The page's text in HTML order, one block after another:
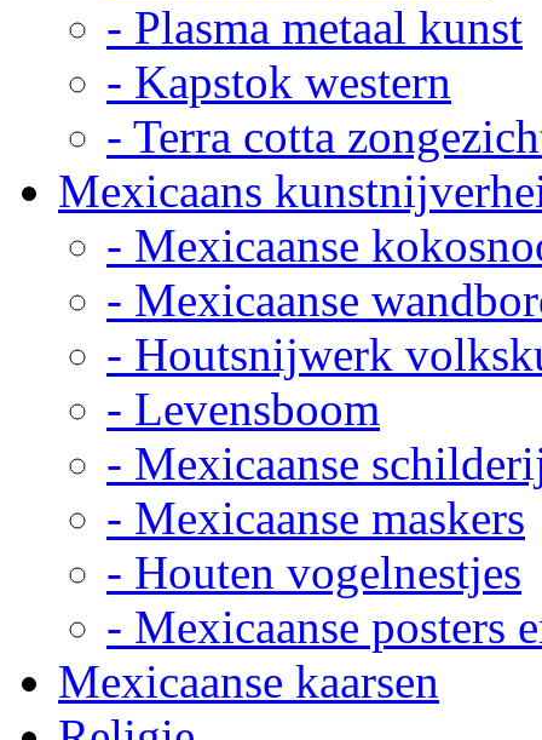
- Plasma metaal kunst
- Kapstok western
- Terra cotta
Mexicaans
- Mexicaanse
- Mexicaanse
- Houtsnijwerk
- Levensboom
- Mexicaanse
- Mexicaanse maskers
- Houten vogelnestjes
- Mexicaanse posters
Mexicaanse kaarsen